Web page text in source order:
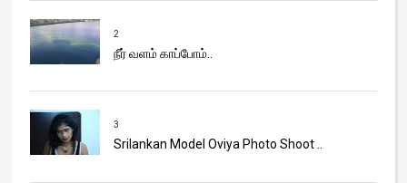
2
நீர் வளம் காப்போம்..
3
Srilankan Model Oviya Photo Shoot ..